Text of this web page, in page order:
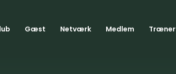
Gæst Netværk Medlem Træner